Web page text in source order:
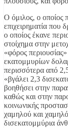
Ο όμιλος, ο οποίος
επιχειρηματία που
ο οποίος έκανε
στοίχημα στην
«φόρος
εκατομμυρίων
περισσότερα από
«βγάλει 2,3
βοηθήσει στην
καθώς και στην
κοινωνικής
χαμηλού και
δισεκατομμύρια